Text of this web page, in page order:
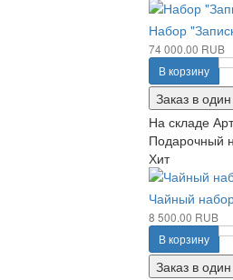
Набор
74 000.00 RUB
В корзину
Заказ в
На складе
Подарочный
Хит
Чайный
8 500.00 RUB
В корзину
Заказ в